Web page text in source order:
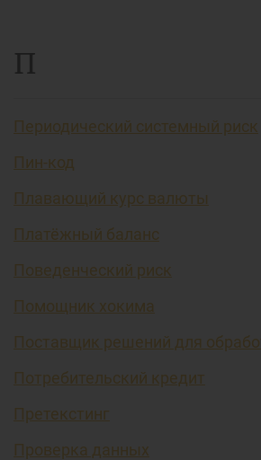
П
Периодический системный риск
Пин-код
Плавающий курс валюты
Платёжный баланс
Поведенческий риск
Помощник хокима
Поставщик решений для
Потребительский кредит
Претекстинг
Проверка данных